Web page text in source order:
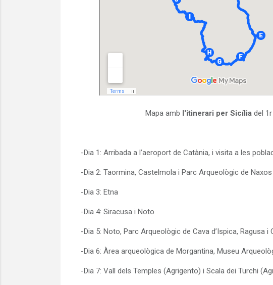
Mapa amb l'itinerari per Sicília
-Dia 1: Arribada a l’aeroport de Catània, i visita a les
-Dia 2: Taormina, Castelmola i Parc Arqueològic de Naxos
-Dia 3: Etna
-Dia 4: Siracusa i Noto
-Dia 5: Noto, Parc Arqueològic de Cava d’Ispica, Ragusa i
-Dia 6: Àrea arqueològica de Morgantina, Museu
-Dia 7: Vall dels Temples (Agrigento) i Scala dei Turchi